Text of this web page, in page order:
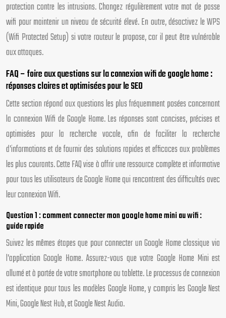
protection contre les intrusions. Changez régulièrement votre mot de passe
wifi pour maintenir un niveau de sécurité élevé. En outre, désactivez le WPS
(Wifi Protected Setup) si votre routeur le propose, car il peut être vulnérable
aux attaques.
FAQ – foire aux questions sur la connexion wifi de google home :
réponses claires et optimisées pour le SEO
Cette section répond aux questions les plus fréquemment posées concernant
la connexion Wifi de Google Home. Les réponses sont concises, précises et
optimisées pour la recherche vocale, afin de faciliter la recherche
d’informations et de fournir des solutions rapides et efficaces aux problèmes
les plus courants. Cette FAQ vise à offrir une ressource complète et informative
pour tous les utilisateurs de Google Home qui rencontrent des difficultés avec
leur connexion Wifi.
Question 1 : comment connecter mon google home mini au wifi :
guide rapide
Suivez les mêmes étapes que pour connecter un Google Home classique via
l’application Google Home. Assurez-vous que votre Google Home Mini est
allumé et à portée de votre smartphone ou tablette. Le processus de connexion
est identique pour tous les modèles Google Home, y compris les Google Nest
Mini, Google Nest Hub, et Google Nest Audio.